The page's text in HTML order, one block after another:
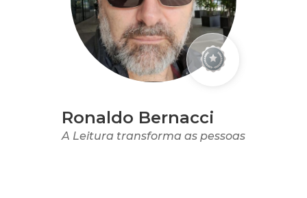
Ronaldo Bernacci
A Leitura transforma as pessoas